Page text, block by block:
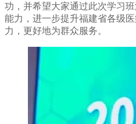
功，并希望大家通过此次学习
能力，进一步提升福建省各级
力，更好地为群众服务。